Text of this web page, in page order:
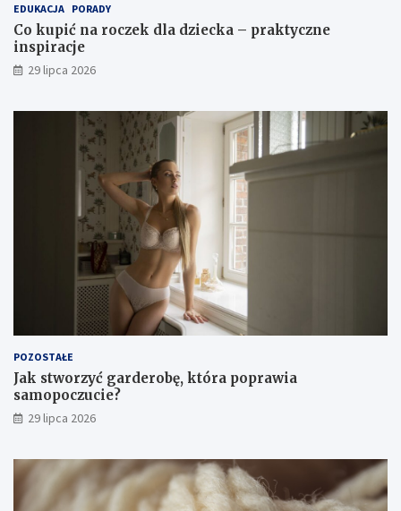
EDUKACJA PORADY
Co kupić na roczek dla dziecka – praktyczne
inspiracje
29 lipca 2026
POZOSTAŁE
Jak stworzyć garderobę, która poprawia
samopoczucie?
29 lipca 2026